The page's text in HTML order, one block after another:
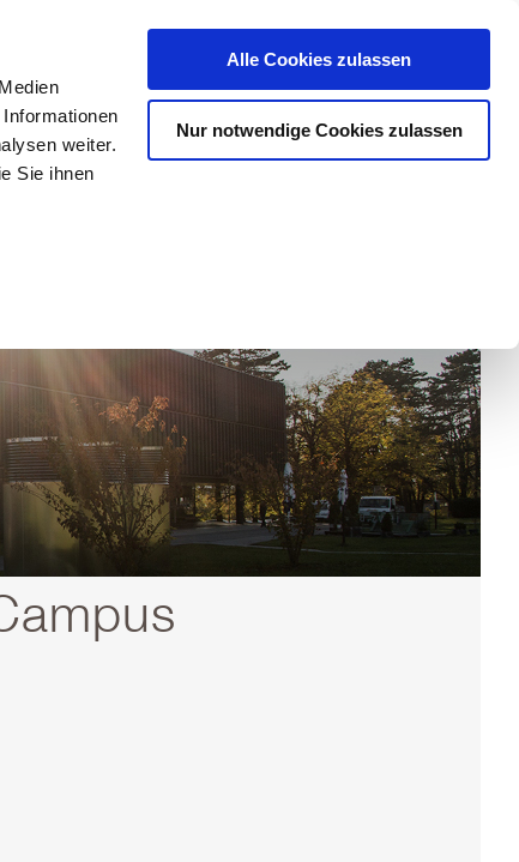
weiter.
Sie ihnen
Alle Cookies zulassen
Nur notwendige Cookies zulassen
Cookie Erklärung
Forschung Departments Universität